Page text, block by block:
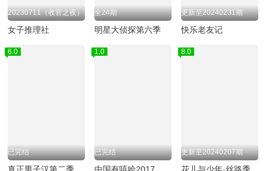
20230711（收官之夜）
女子推理社
全24期
明星大侦探第六季
更新至20240231期
快乐老友记
6.0
已完结
真正男子汉第二季
1.0
已完结
中国有嘻哈2017
8.0
更新至20240207期
花儿与少年·丝路季